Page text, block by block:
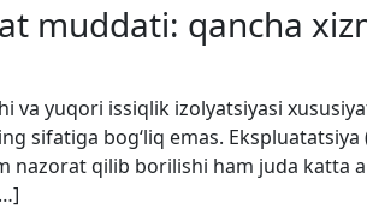
muddati: qancha
va yuqori issiqlik izolyatsiyasi
sifatiga bog‘liq emas.
qilib borilishi ham juda katta